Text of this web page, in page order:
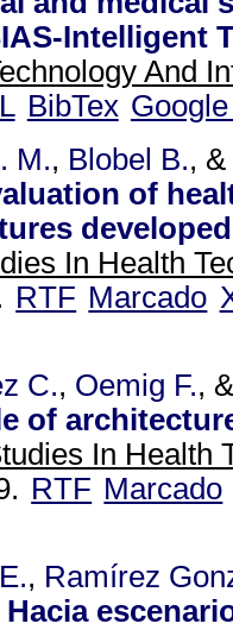
Intelligent
And
BibTex
M., Blobel B., &
of
In Health
RTF Marcado
C., Oemig F.,
of
In Health
RTF Marcado
, Ramírez
Hacia